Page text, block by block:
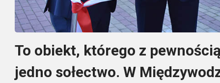
To obiekt, którego z
jedno sołectwo. W